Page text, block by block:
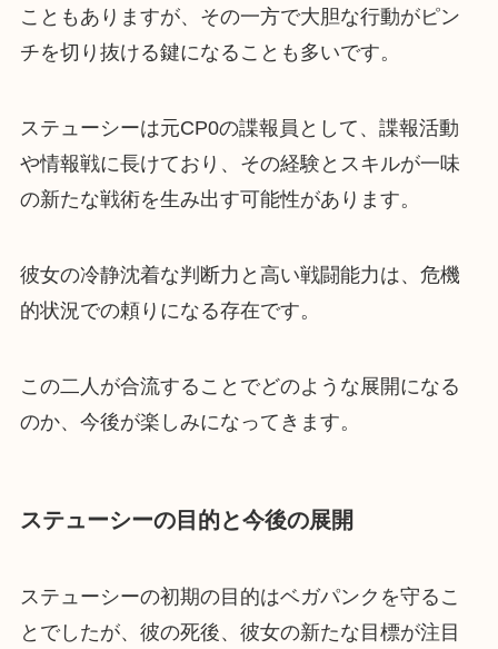
こともありますが、その一方で大胆な行動がピン
チを切り抜ける鍵になることも多いです。
ステューシーは元CP0の諜報員として、諜報活動
や情報戦に長けており、その経験とスキルが一味
の新たな戦術を生み出す可能性があります。
彼女の冷静沈着な判断力と高い戦闘能力は、危機
的状況での頼りになる存在です。
この二人が合流することでどのような展開になる
のか、今後が楽しみになってきます。
ステューシーの目的と今後の展開
ステューシーの初期の目的はベガパンクを守るこ
とでしたが、彼の死後、彼女の新たな目標が注目